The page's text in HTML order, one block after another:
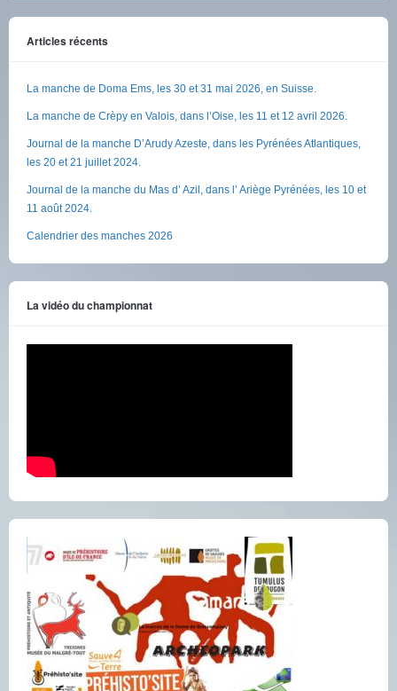
Articles récents
La manche de Doma Ems, les 30 et 31 mai 2026, en Suisse.
La manche de Crèpy en Valois, dans l’Oise, les 11 et 12 avril 2026.
Journal de la manche D’Arudy Azeste, dans les Pyrénées Atlantiques,
les 20 et 21 juillet 2024.
Journal de la manche du Mas d’ Azil, dans l’ Ariège Pyrénées, les 10 et
11 août 2024.
Calendrier des manches 2026
La vidéo du championnat